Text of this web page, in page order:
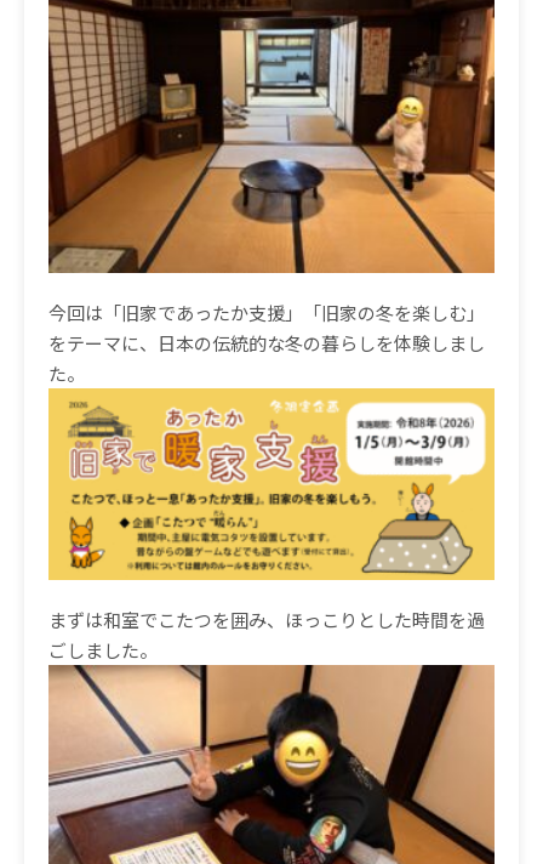
今回は「旧家であったか支援」「旧家の冬を楽しむ」
をテーマに、日本の伝統的な冬の暮らしを体験しまし
た。
まずは和室でこたつを囲み、ほっこりとした時間を過
ごしました。